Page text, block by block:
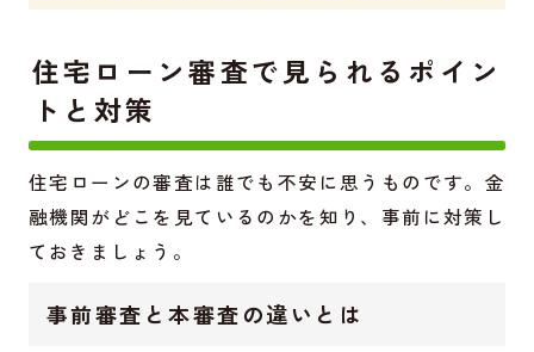
住宅ローン審査で見られるポイン
トと対策
住宅ローンの審査は誰でも不安に思うものです。金
融機関がどこを見ているのかを知り、事前に対策し
ておきましょう。
事前審査と本審査の違いとは